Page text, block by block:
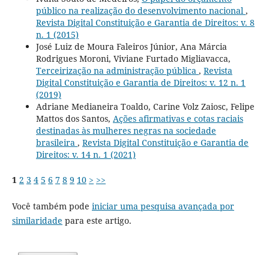
público na realização do desenvolvimento nacional ,
Revista Digital Constituição e Garantia de Direitos: v. 8
n. 1 (2015)
José Luiz de Moura Faleiros Júnior, Ana Márcia
Rodrigues Moroni, Viviane Furtado Migliavacca,
Terceirização na administração pública , Revista
Digital Constituição e Garantia de Direitos: v. 12 n. 1
(2019)
Adriane Medianeira Toaldo, Carine Volz Zaiosc, Felipe
Mattos dos Santos, Ações afirmativas e cotas raciais
destinadas às mulheres negras na sociedade
brasileira , Revista Digital Constituição e Garantia de
Direitos: v. 14 n. 1 (2021)
1 2 3 4 5 6 7 8 9 10 > >>
Você também pode iniciar uma pesquisa avançada por
similaridade para este artigo.